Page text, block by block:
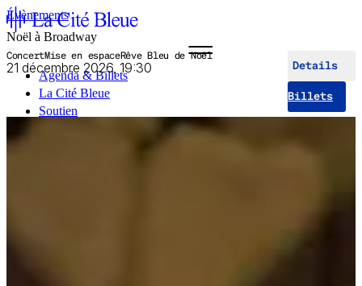
Agenda & Billets
La Cité Bleue
Soutien
Évènements
Noël à Broadway
ConcertMise en espaceRêve Bleu de Noël
21 décembre 2026, 19:30 Details
Billets